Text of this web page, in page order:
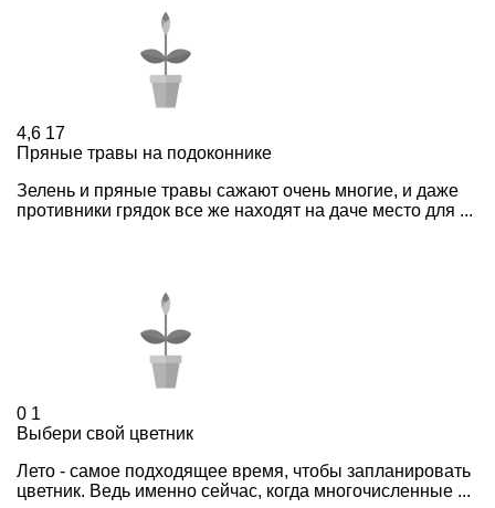
4,6 17
Пряные травы на подоконнике
Зелень и пряные травы сажают очень многие, и даже
противники грядок все же находят на даче место для ...
0 1
Выбери свой цветник
Лето - самое подходящее время, чтобы запланировать
цветник. Ведь именно сейчас, когда многочисленные ...